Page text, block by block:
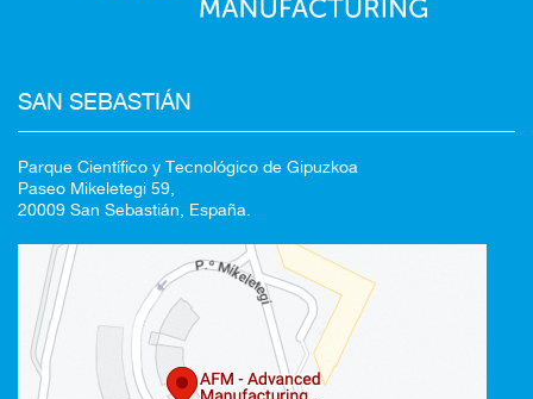
Redirigiendo a
SAN SEBASTIÁN
Parque Científico y Tecnológico de Gipuzkoa
Paseo Mikeletegi 59,
20009 San Sebastián, España.